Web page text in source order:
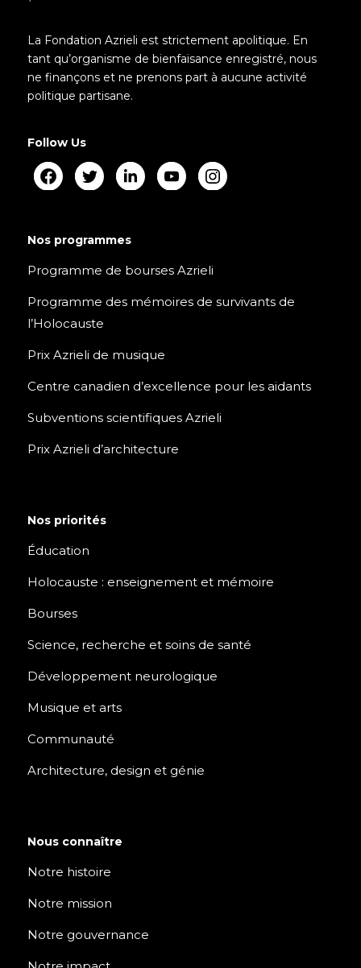
La Fondation Azrieli est strictement apolitique. En
tant qu’organisme de bienfaisance enregistré, nous
ne finançons et ne prenons part à aucune activité
politique partisane.
Follow Us
Nos programmes
Programme de bourses Azrieli
Programme des mémoires de survivants de
l’Holocauste
Prix Azrieli de musique
Centre canadien d’excellence pour les aidants
Subventions scientifiques Azrieli
Prix Azrieli d’architecture
Nos priorités
Éducation
Holocauste : enseignement et mémoire
Bourses
Science, recherche et soins de santé
Développement neurologique
Musique et arts
Communauté
Architecture, design et génie
Nous connaître
Notre histoire
Notre mission
Notre gouvernance